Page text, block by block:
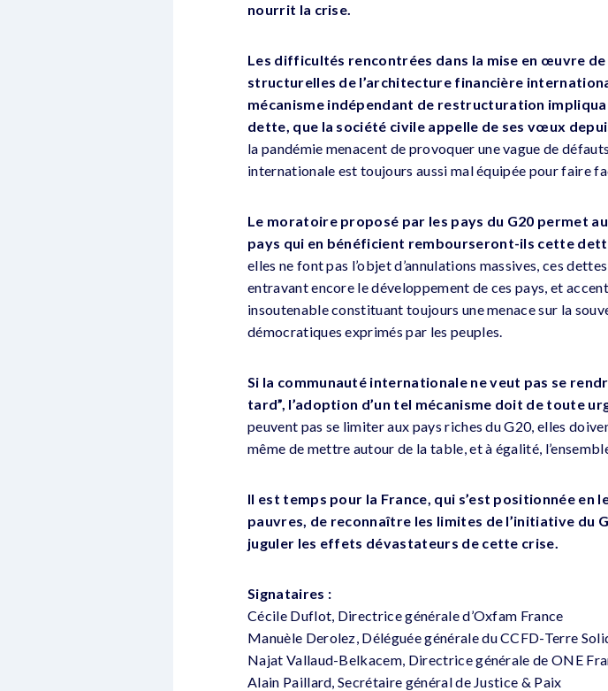
nourrit la crise.
Les difficultés rencontrées dans la mise en œuvre
structurelles de l’architecture financière
mécanisme indépendant de restructuration
dette, que la société civile appelle de ses vœux
la pandémie menacent de provoquer une vague de
internationale est toujours aussi mal équipée pour faire
Le moratoire proposé par les pays du G20 permet
pays qui en bénéficient rembourseront-ils cette
elles ne font pas l’objet d’annulations massives, ces
entravant encore le développement de ces pays, et
insoutenable constituant toujours une menace sur la
démocratiques exprimés par les peuples.
Si la communauté internationale ne veut pas se
tard”, l’adoption d’un tel mécanisme doit de toute
peuvent pas se limiter aux pays riches du G20, elles
même de mettre autour de la table, et à égalité,
Il est temps pour la France, qui s’est positionnée en
pauvres, de reconnaître les limites de l’initiative du
juguler les effets dévastateurs de cette crise.
Signataires :
Cécile Duflot, Directrice générale d’Oxfam France
Manuèle Derolez, Déléguée générale du CCFD-Terre
Najat Vallaud-Belkacem, Directrice générale de ONE
Alain Paillard, Secrétaire général de Justice & Paix